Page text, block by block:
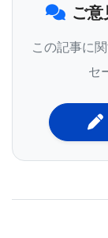
脂質クラスタ
分的には非常
とする傾向は
ターは様々な
割を担ってお
積、欠失、変
ご
この記事に
セ